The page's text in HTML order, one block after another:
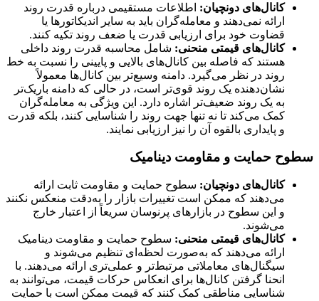
کانال‌های دونچیان: اطلاعات مستقیمی درباره قدرت روند
ارائه نمی‌دهند و معامله‌گران باید به سایر اندیکاتورها یا
قضاوت خود برای ارزیابی قدرت یا ضعف روند تکیه کنند.
کانال‌های قیمتی منحنی: شامل محاسبه قدرت روند داخلی
هستند که فاصله بین کانال‌های بالایی و پایینی را نسبت به خط
روند در نظر می‌گیرد. دامنه وسیع‌تر بین کانال‌ها معمولاً
نشان‌دهنده یک روند قوی‌تر است، در حالی که دامنه باریک‌تر
به یک روند ضعیف‌تر اشاره دارد. این ویژگی به معامله‌گران
کمک می‌کند تا نه تنها جهت روند را شناسایی کنند، بلکه قدرت
و پایداری بالقوه آن را نیز ارزیابی نمایند.
سطوح حمایت و مقاومت دینامیک
کانال‌های دونچیان: سطوح حمایت و مقاومت ثابت ارائه
می‌دهند که ممکن است تغییرات بازار را به‌دقت منعکس نکنند
و این سطوح در بازارهای پرنوسان سریعاً از اعتبار خارج
می‌شوند.
کانال‌های قیمتی منحنی: سطوح حمایت و مقاومت دینامیک
ارائه می‌دهند که به‌صورت لحظه‌ای تنظیم می‌شوند و
سیگنال‌های معاملاتی مرتبط‌تر و عملی‌تری ارائه می‌دهند. با
انحنا گرفتن کانال‌ها برای انعکاس حرکات قیمت، می‌توانند به
شناسایی مناطقی کمک کنند که قیمت ممکن است با حمایت